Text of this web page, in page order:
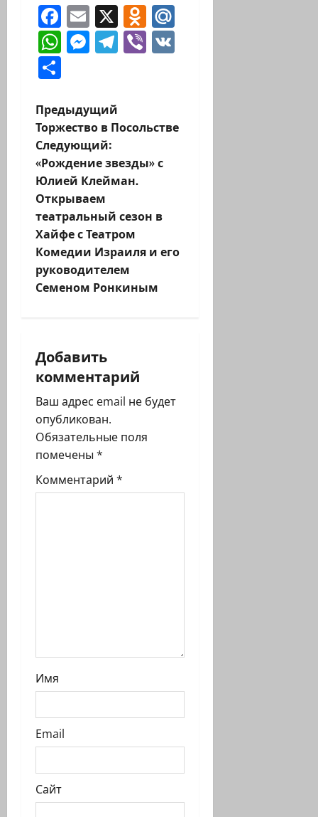
Facebook
Email
X Odnoklassniki
WhatsApp
Messenger
Telegram
Viber
Н
а
в
и
г
а
ц
я
з
а
п
и
с
Предыдущий
Торжество в Посольстве
Следующий:
«Рождение звезды» с
Юлией Клейман.
Открываем
театральный сезон в
Хайфе с Театром
Комедии Израиля и его
руководителем
Семеном Ронкиным
Добавить
комментарий
Ваш адрес email не будет
опубликован.
Обязательные поля
помечены *
Комментарий *
Имя
Email
Сайт